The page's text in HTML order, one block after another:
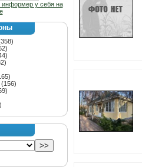
информер у себя на
(156)